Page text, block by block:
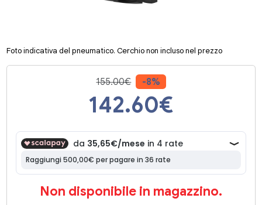
Foto indicativa del pneumatico. Cerchio non incluso nel prezzo
155.00€ -8%
142.60€
Non disponibile in magazzino.